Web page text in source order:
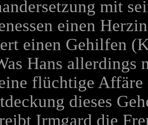
mit
einen
einen Gehilfen
Hans allerdings
flüchtige Affäre
dieses
Irmgard die